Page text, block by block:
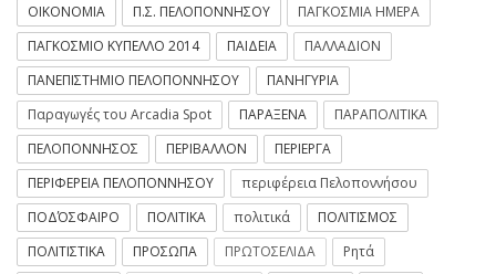
ΟΙΚΟΝΟΜΙΑ
Π.Σ. ΠΕΛΟΠΟΝΝΗΣΟΥ
ΠΑΓΚΟΣΜΙΑ ΗΜΕΡΑ
ΠΑΓΚΟΣΜΙΟ ΚΥΠΕΛΛΟ 2014
ΠΑΙΔΕΙΑ
ΠΑΛΛΑΔΙΟΝ
ΠΑΝΕΠΙΣΤΗΜΙΟ ΠΕΛΟΠΟΝΝΗΣΟΥ
ΠΑΝΗΓΥΡΙΑ
Παραγωγές του Arcadia Spot
ΠΑΡΑΞΕΝΑ
ΠΑΡΑΠΟΛΙΤΙΚΑ
ΠΕΛΟΠΟΝΝΗΣΟΣ
ΠΕΡΙΒΑΛΛΟΝ
ΠΕΡΙΕΡΓΑ
ΠΕΡΙΦΕΡΕΙΑ ΠΕΛΟΠΟΝΝΗΣΟΥ
περιφέρεια Πελοποννήσου
ΠΟΔΌΣΦΑΙΡΟ
ΠΟΛΙΤΙΚΑ πολιτικά
ΠΟΛΙΤΙΣΜΟΣ
ΠΟΛΙΤΙΣΤΙΚΑ
ΠΡΟΣΩΠΑ ΠΡΩΤΟΣΕΛΙΔΑ
Ρητά